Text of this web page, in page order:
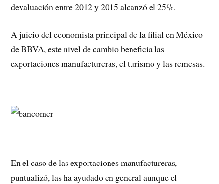
devaluación entre 2012 y 2015 alcanzó el 25%.
A juicio del economista principal de la filial en México
de BBVA, este nivel de cambio beneficia las
exportaciones manufactureras, el turismo y las remesas.
En el caso de las exportaciones manufactureras,
puntualizó, las ha ayudado en general aunque el